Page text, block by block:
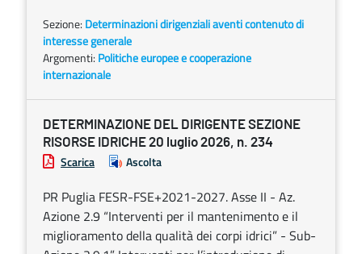
Sezione: Determinazioni dirigenziali aventi contenuto di
interesse generale
Argomenti: Politiche europee e cooperazione
internazionale
DETERMINAZIONE DEL DIRIGENTE SEZIONE
RISORSE IDRICHE 20 luglio 2026, n. 234
Scarica Ascolta
PR Puglia FESR-FSE+2021-2027. Asse II - Az.
Azione 2.9 “Interventi per il mantenimento e il
miglioramento della qualità dei corpi idrici” - Sub-